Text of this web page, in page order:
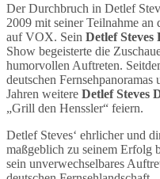
Der Durchbruch in Detlef
2009 mit seiner Teilnahme
auf VOX. Sein Detlef
Show begeisterte die
humorvollen Auftreten.
deutschen
Jahren weitere Detlef Steves
„Grill den Henssler“ feiern.
Detlef Steves‘ ehrlicher und
maßgeblich zu seinem Erfolg
sein unverwechselbares